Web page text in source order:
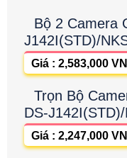
Bộ 2 Camera
J142I(STD)/
Giá : 2,583,000
Trọn Bộ
DS-
Giá : 2,247,000